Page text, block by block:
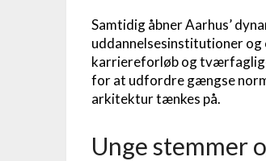
Samtidig åbner Aarhus’
uddannelsesinstitutioner
karriereforløb og
for at udfordre gængse
arkitektur tænkes på.
Unge stemmer